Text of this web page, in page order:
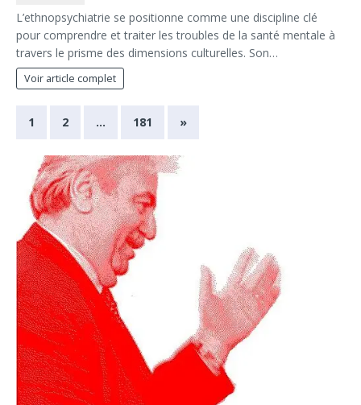
L’ethnopsychiatrie se positionne comme une discipline clé
pour comprendre et traiter les troubles de la santé mentale à
travers le prisme des dimensions culturelles. Son…
Voir article complet
1 2 … 181 »